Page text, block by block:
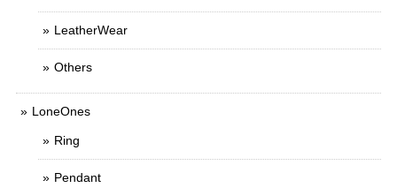
LeatherWear
Others
LoneOnes
Ring
Pendant